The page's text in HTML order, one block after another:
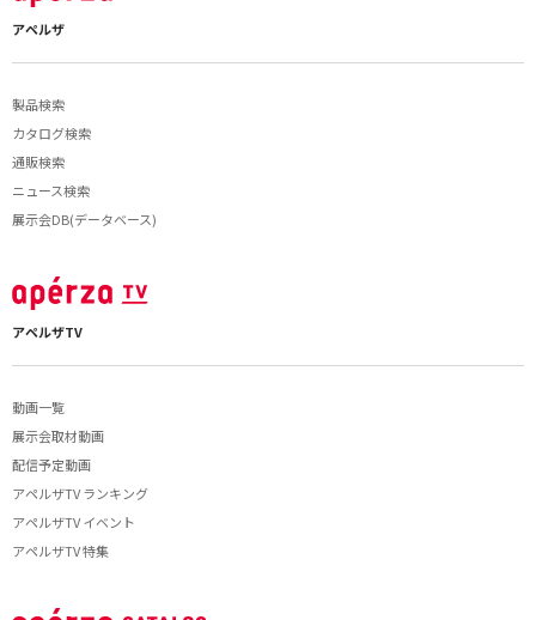
アペルザ
製品検索
カタログ検索
通販検索
ニュース検索
展示会DB(データベース)
アペルザTV
動画一覧
展示会取材動画
配信予定動画
アペルザTV ランキング
アペルザTV イベント
アペルザTV 特集